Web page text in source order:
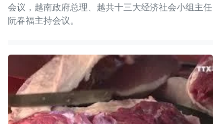
会议，越南政府总理、越共十三大经济社会小组主任
阮春福主持会议。